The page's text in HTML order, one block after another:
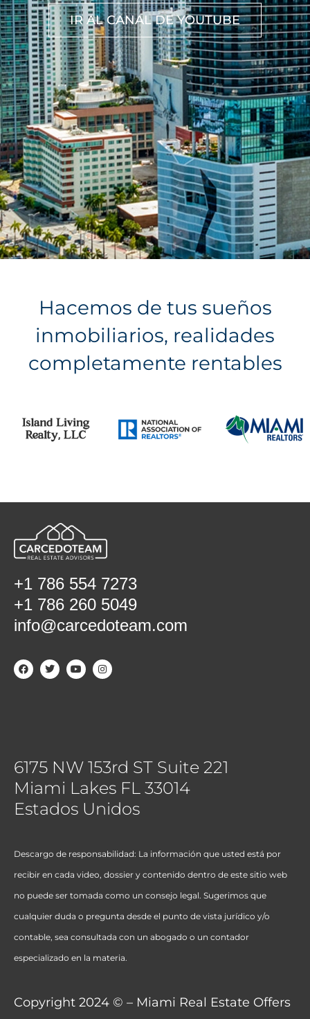
IR AL CANAL DE YOUTUBE
Hacemos de tus sueños
inmobiliarios, realidades
completamente rentables
+1 786 554 7273
+1 786 260 5049
info@carcedoteam.com
6175 NW 153rd ST Suite 221
Miami Lakes FL 33014
Estados Unidos
Descargo de responsabilidad: La información que usted está por
recibir en cada video, dossier y contenido dentro de este sitio web
no puede ser tomada como un consejo legal. Sugerimos que
cualquier duda o pregunta desde el punto de vista jurídico y/o
contable, sea consultada con un abogado o un contador
especializado en la materia.
Copyright 2024 © – Miami Real Estate Offers